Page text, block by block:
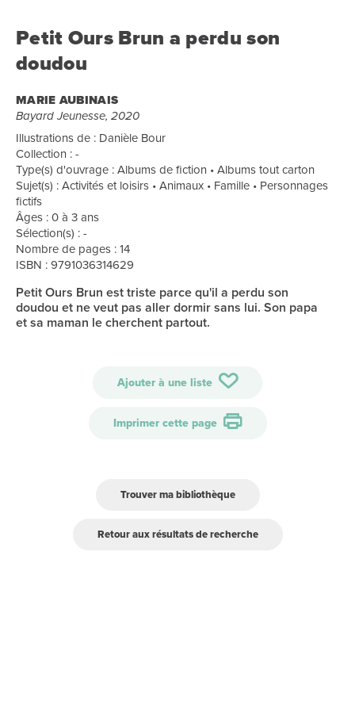
Petit Ours Brun a perdu son
doudou
MARIE AUBINAIS
Bayard Jeunesse, 2020
Illustrations de : Danièle Bour
Collection : -
Type(s) d'ouvrage : Albums de fiction • Albums tout carton
Sujet(s) : Activités et loisirs • Animaux • Famille • Personnages
fictifs
Âges : 0 à 3 ans
Sélection(s) : -
Nombre de pages : 14
ISBN : 9791036314629
Petit Ours Brun est triste parce qu'il a perdu son
doudou et ne veut pas aller dormir sans lui. Son papa
et sa maman le cherchent partout.
Ajouter à une liste
Imprimer cette page
Trouver ma bibliothèque
Retour aux résultats de recherche